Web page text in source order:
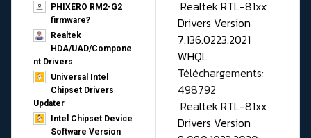
PHIXERO RM2-G2
firmware?
Realtek
HDA/UAD/Compone
nt Drivers
Universal Intel
Chipset Drivers
Updater​
Intel Chipset Device
Software Version
Realtek RTL-81xx
Drivers Version
7.136.0223.2021
WHQL
Téléchargements:
498792
Realtek RTL-81xx
Drivers Version